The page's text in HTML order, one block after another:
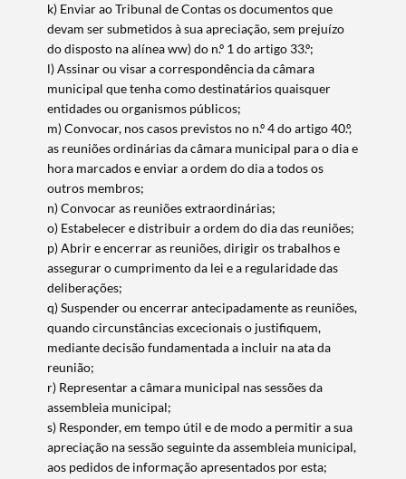
k) Enviar ao Tribunal de Contas os documentos que
devam ser submetidos à sua apreciação, sem prejuízo
do disposto na alínea ww) do n.º 1 do artigo 33.º;
l) Assinar ou visar a correspondência da câmara
municipal que tenha como destinatários quaisquer
entidades ou organismos públicos;
m) Convocar, nos casos previstos no n.º 4 do artigo 40.º,
as reuniões ordinárias da câmara municipal para o dia e
hora marcados e enviar a ordem do dia a todos os
outros membros;
n) Convocar as reuniões extraordinárias;
o) Estabelecer e distribuir a ordem do dia das reuniões;
p) Abrir e encerrar as reuniões, dirigir os trabalhos e
assegurar o cumprimento da lei e a regularidade das
deliberações;
q) Suspender ou encerrar antecipadamente as reuniões,
quando circunstâncias excecionais o justifiquem,
mediante decisão fundamentada a incluir na ata da
reunião;
r) Representar a câmara municipal nas sessões da
assembleia municipal;
s) Responder, em tempo útil e de modo a permitir a sua
apreciação na sessão seguinte da assembleia municipal,
aos pedidos de informação apresentados por esta;